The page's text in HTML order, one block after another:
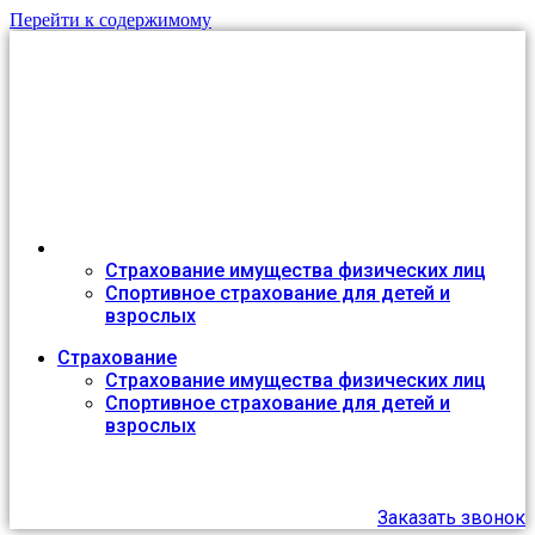
Перейти к содержимому
Страхование имущества физических лиц
Спортивное страхование для детей и
взрослых
Страхование
Страхование имущества физических лиц
Спортивное страхование для детей и
взрослых
Заказать звонок